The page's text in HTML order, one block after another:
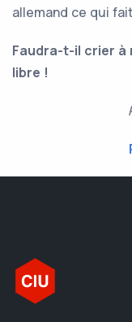
allemand ce qui
Faudra-t-il crier à
libre !